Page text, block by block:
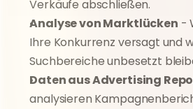
Verkäufe abschließen.
Analyse von Marktlücken -
Ihre Konkurrenz versagt und
Suchbereiche unbesetzt
Daten aus Advertising
analysieren